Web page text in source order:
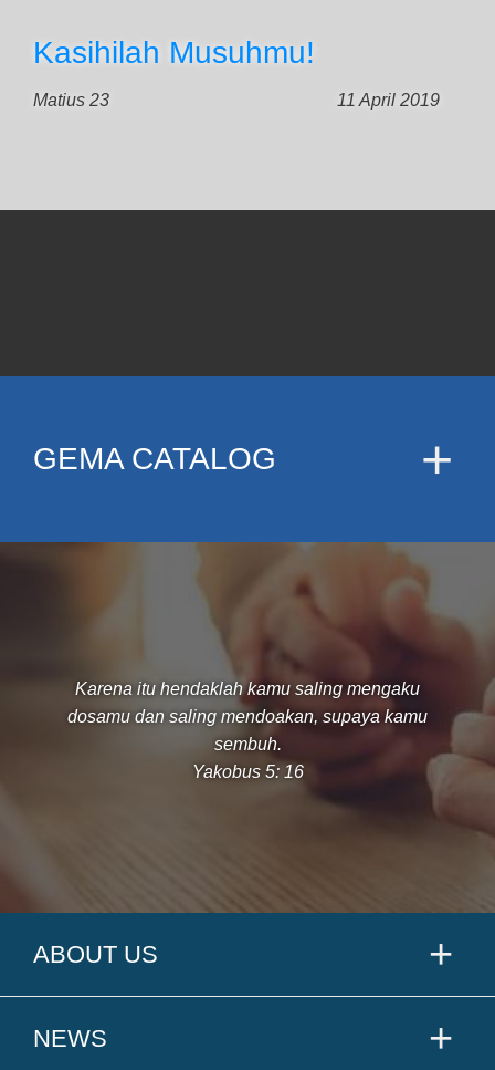
Kasihilah Musuhmu!
Matius 23 11 April 2019
GEMA CATALOG
Karena itu hendaklah kamu saling mengaku
dosamu dan saling mendoakan, supaya kamu
sembuh.
Yakobus 5: 16
ABOUT US
NEWS